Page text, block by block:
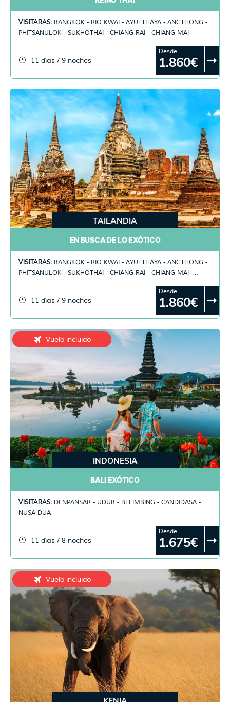
VISITARAS: BANGKOK - RIO KWAI - AYUTTHAYA - ANGTHONG -
PHITSANULOK - SUKHOTHAI - CHIANG RAI - CHIANG MAI
11 días / 9 noches
Desde
1.860€
TAILANDIA
EN BUSCA DE LO EXÓTICO
VISITARAS: BANGKOK - RIO KWAI - AYUTTHAYA - ANGTHONG -
PHITSANULOK - SUKHOTHAI - CHIANG RAI - CHIANG MAI -
11 días / 9 noches
Desde
1.860€
Vuelo incluido
INDONESIA
BALI EXÓTICO
VISITARAS: DENPANSAR - UDUB - BELIMBING - CANDIDASA -
NUSA DUA
11 días / 8 noches
Desde
1.675€
Vuelo incluido